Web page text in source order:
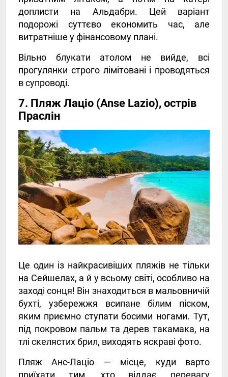
доплисти на Альдабри. Цей варіант
подорожі суттєво економить час, але
витратніше у фінансовому плані.
Вільно блукати атолом не вийде, всі
прогулянки строго лімітовані і проводяться
в супроводі.
7. Пляж Лаціо (Anse Lazio), острів
Праслін
Це один із найкрасивіших пляжів не тільки
на Сейшелах, а й у всьому світі, особливо на
заході сонця! Він знаходиться в мальовничій
бухті, узбережжя всипане білим піском,
яким приємно ступати босими ногами. Тут,
під покровом пальм та дерев такамака, на
тлі скелястих брил, виходять яскраві фото.
Пляж Анс-Лаціо — місце, куди варто